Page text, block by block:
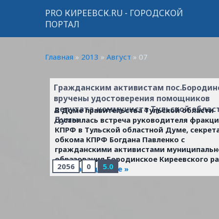
PRO КИРЕЕВСК.RU - ГОРОДСКОЙ
ПОРТАЛ
Главная » 2013 » Август » 07
Гражданским активистам
вручены удостоверения помощников
депутата-коммуниста Тульской
Думы
В Доме правительства Тульской области
состоялась встреча руководителя
КПРФ в Тульской областной Думе,
обкома КПРФ Богдана Павленко с
гражданскими активистами
образования Бородинское Киреевского
...Читать дальше »
2056 0 5.0